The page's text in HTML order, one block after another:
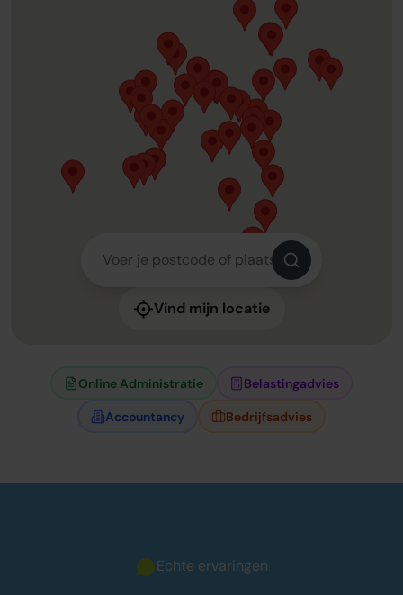
Vind mijn locatie
Online Administratie Belastingadvies
Accountancy Bedrijfsadvies
Echte ervaringen